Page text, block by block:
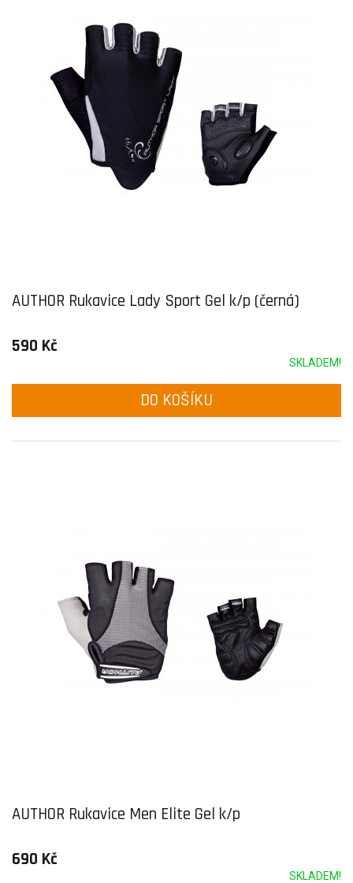
AUTHOR Rukavice Lady Sport Gel k/p (černá)
590 Kč
SKLADEM!
DO KOŠÍKU
AUTHOR Rukavice Men Elite Gel k/p
690 Kč
SKLADEM!